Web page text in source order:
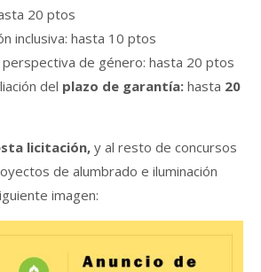
20 ptos
inclusiva: hasta 10 ptos
de género: hasta 20 ptos
del plazo de garantía: hasta 20
licitación, y al resto de concursos
de alumbrado e iluminación
imagen: